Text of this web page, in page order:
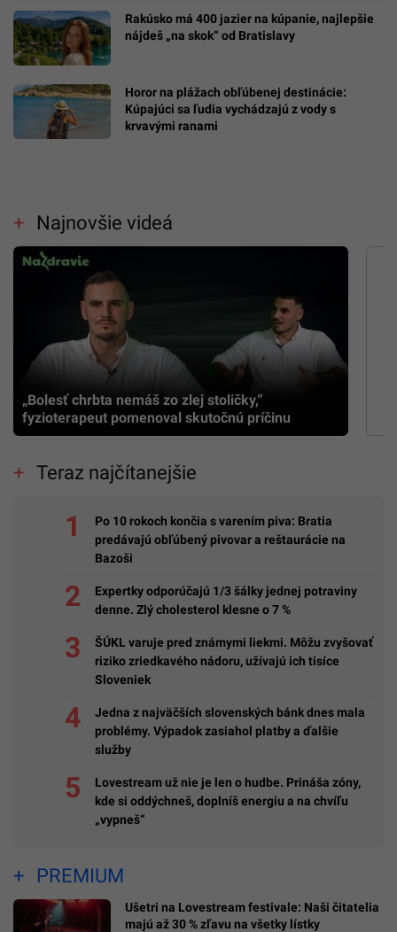
Rakúsko má 400 jazier na kúpanie, najlepšie
nájdeš „na skok“ od Bratislavy
Horor na plážach obľúbenej destinácie:
Kúpajúci sa ľudia vychádzajú z vody s
krvavými ranami
Najnovšie videá
„Bolesť chrbta nemáš zo zlej stoličky,”
fyzioterapeut pomenoval skutočnú príčinu
Teraz najčítanejšie
Po 10 rokoch končia s varením piva: Bratia
predávajú obľúbený pivovar a reštaurácie na
Bazoši
Expertky odporúčajú 1/3 šálky jednej potraviny
denne. Zlý cholesterol klesne o 7 %
ŠÚKL varuje pred známymi liekmi. Môžu zvyšovať
riziko zriedkavého nádoru, užívajú ich tisíce
Sloveniek
Jedna z najväčších slovenských bánk dnes mala
problémy. Výpadok zasiahol platby a ďalšie
služby
Lovestream už nie je len o hudbe. Prináša zóny,
kde si oddýchneš, doplníš energiu a na chvíľu
„vypneš“
PREMIUM
Ušetri na Lovestream festivale: Naši čitatelia
majú až 30 % zľavu na všetky lístky